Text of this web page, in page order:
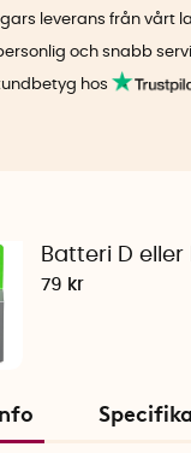
leverans från vårt
och snabb
hos
Batteri D eller
79 kr